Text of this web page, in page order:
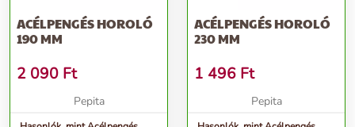
ACÉLPENGÉS HOROLÓ
190 MM
2 090 Ft
Pepita
ACÉLPENGÉS HOROLÓ
230 MM
1 496 Ft
Pepita